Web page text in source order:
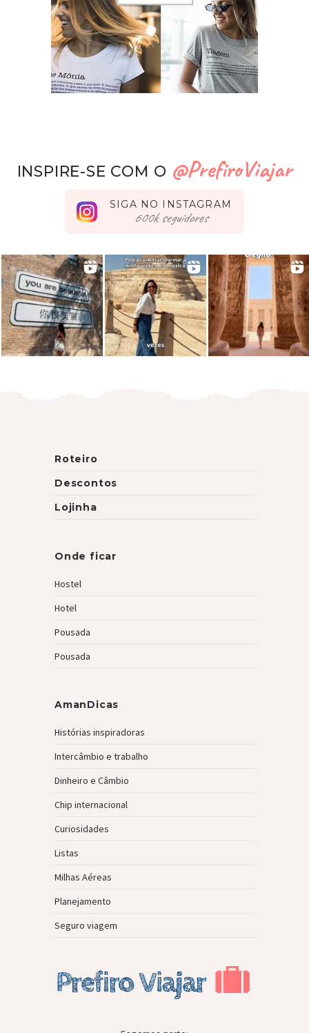
INSPIRE-SE COM O @PrefiroViajar
SIGA NO INSTAGRAM
seguidores
Roteiro
Descontos
Lojinha
Onde ficar
Hostel
Hotel
Pousada
Pousada
AmanDicas
Histórias inspiradoras
Intercâmbio e trabalho
Dinheiro e Câmbio
Chip internacional
Curiosidades
Listas
Milhas Aéreas
Planejamento
Seguro viagem